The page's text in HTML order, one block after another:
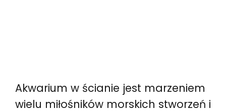
Akwarium w ścianie jest marzeniem
wielu miłośników morskich stworzeń i